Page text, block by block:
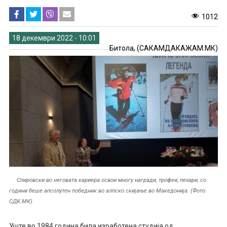
1012
18 декември 2022 - 10:01
Битола, (САКАМДАКАЖАМ.МК)
Спировски во неговата кариера освои многу награди, трофеи, пехари, со
години беше апсолутен победник во алпско скијање во Македонија. (Фото:
СДК.МК)